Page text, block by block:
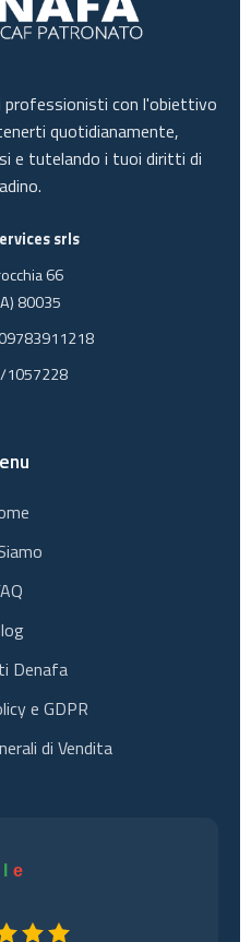
professionisti con l'obiettivo
quotidianamente,
e tutelando i tuoi diritti di
srls
66
80035
1057228
Denafa
e GDPR
di Vendita
e